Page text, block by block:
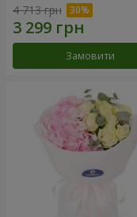
4 713 грн
Замовити